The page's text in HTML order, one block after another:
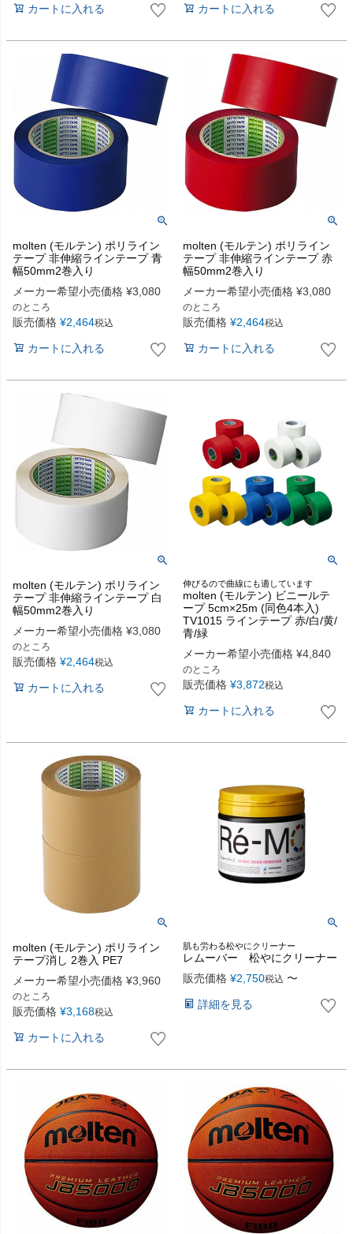
カートに入れる カートに入れる
molten (モルテン) ポリライン
テープ 非伸縮ラインテープ 青
幅50mm2巻入り
メーカー希望小売価格 ¥3,080
のところ
販売価格 ¥2,464税込
カートに入れる
molten (モルテン) ポリライン
テープ 非伸縮ラインテープ 赤
幅50mm2巻入り
メーカー希望小売価格 ¥3,080
のところ
販売価格 ¥2,464税込
カートに入れる
molten (モルテン) ポリライン
テープ 非伸縮ラインテープ 白
幅50mm2巻入り
メーカー希望小売価格 ¥3,080
のところ
販売価格 ¥2,464税込
カートに入れる
伸びるので曲線にも適しています
molten (モルテン) ビニールテ
ープ 5cm×25m (同色4本入)
TV1015 ラインテープ 赤/白/黄/
青/緑
メーカー希望小売価格 ¥4,840
のところ
販売価格 ¥3,872税込
カートに入れる
molten (モルテン) ポリライン
テープ消し 2巻入 PE7
メーカー希望小売価格 ¥3,960
のところ
販売価格 ¥3,168税込
カートに入れる
肌も労わる松やにクリーナー
レムーバー 松やにクリーナー
販売価格 ¥2,750税込 〜
詳細を見る